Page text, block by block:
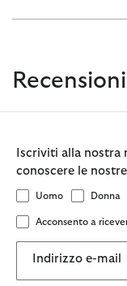
Iscriviti alla nostra
conoscere le
Uomo Donna
Acconsento a
Indirizzo e-mail